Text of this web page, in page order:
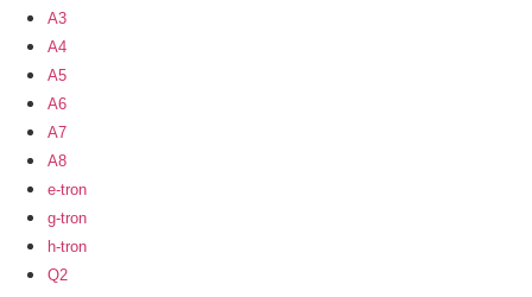
A3
A4
A5
A6
A7
A8
e-tron
g-tron
h-tron
Q2